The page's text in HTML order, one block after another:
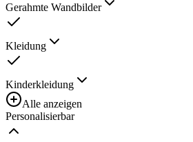
Gerahmte Wandbilder
Kleidung
Kinderkleidung
Alle anzeigen
Personalisierbar